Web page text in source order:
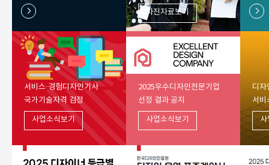
chevron_right 사진자료보기 chevron_right
서비스·경험디자인기사
국가기술자격 검정
사업소식보기
2025우수디자인전문기업
선정 결과 공지
사업소식보기
디자
서비